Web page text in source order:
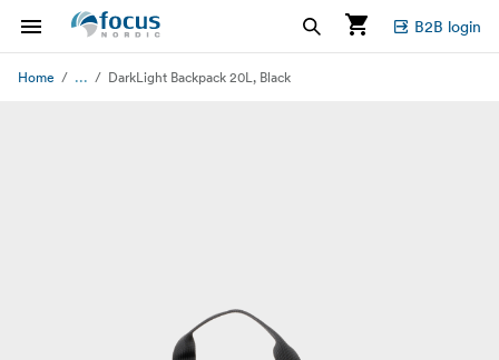
B2B login
Home ... DarkLight Backpack 20L, Black